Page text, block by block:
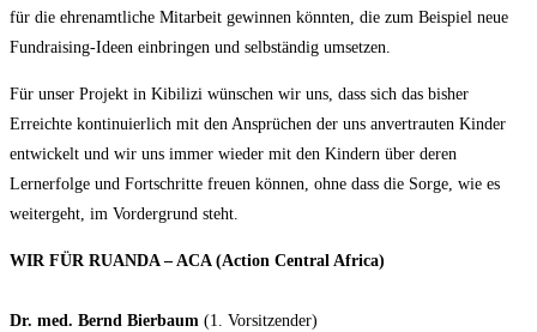
für die ehrenamtliche Mitarbeit gewinnen könnten, die zum Beispiel neue
Fundraising-Ideen einbringen und selbständig umsetzen.
Für unser Projekt in Kibilizi wünschen wir uns, dass sich das bisher
Erreichte kontinuierlich mit den Ansprüchen der uns anvertrauten Kinder
entwickelt und wir uns immer wieder mit den Kindern über deren
Lernerfolge und Fortschritte freuen können, ohne dass die Sorge, wie es
weitergeht, im Vordergrund steht.
WIR FÜR RUANDA – ACA (Action Central Africa)
Dr. med. Bernd Bierbaum (1. Vorsitzender)